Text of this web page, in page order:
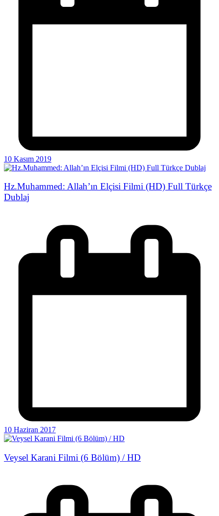
10 Kasım 2019
Hz.Muhammed: Allah’ın Elçisi Filmi (HD) Full Türkçe
Dublaj
10 Haziran 2017
Veysel Karani Filmi (6 Bölüm) / HD